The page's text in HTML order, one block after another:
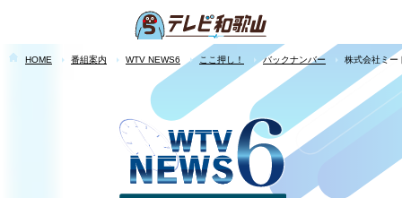
HOME 番組案内 WTV NEWS6 ここ押し！ バックナンバー 株式会社ミー